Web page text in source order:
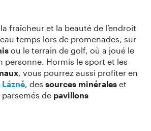
fraîcheur et la beauté de l’endroit
temps lors de promenades, sur
ou le terrain de golf, où a joué le
personne. Hormis le sport et les
, vous pourrez aussi profiter en
, des sources minérales et
parsemés de pavillons